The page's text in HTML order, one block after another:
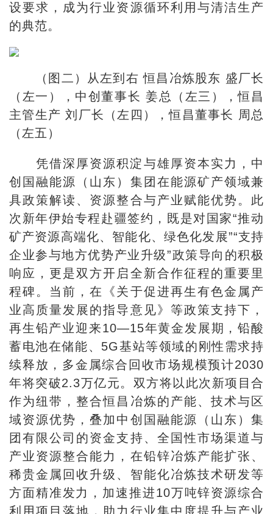
设要求，成为行业资源循环利用与清洁生产
的典范。
（图二）从左到右 恒昌冶炼股东 盛厂长
（左一），中创董事长 姜总（左三），恒昌
主管生产 刘厂长（左四），恒昌董事长 周总
（左五）
凭借深厚资源积淀与雄厚资本实力，中
创国融能源（山东）集团在能源矿产领域兼
具政策解读、资源整合与产业赋能优势。此
次新年伊始专程赴疆签约，既是对国家“推动
矿产资源高端化、智能化、绿色化发展”“支持
企业参与地方优势产业升级”政策导向的积极
响应，更是双方开启全新合作征程的重要里
程碑。当前，在《关于促进再生有色金属产
业高质量发展的指导意见》等政策支持下，
再生铅产业迎来10—15年黄金发展期，铅酸
蓄电池在储能、5G基站等领域的刚性需求持
续释放，多金属综合回收市场规模预计2030
年将突破2.3万亿元。双方将以此次新项目合
作为纽带，整合恒昌冶炼的产能、技术与区
域资源优势，叠加中创国融能源（山东）集
团有限公司的资金支持、全国性市场渠道与
产业资源整合能力，在铅锌冶炼产能扩张、
稀贵金属回收升级、智能化冶炼技术研发等
方面精准发力，加速推进10万吨锌资源综合
利用项目落地，助力行业集中度提升与产业